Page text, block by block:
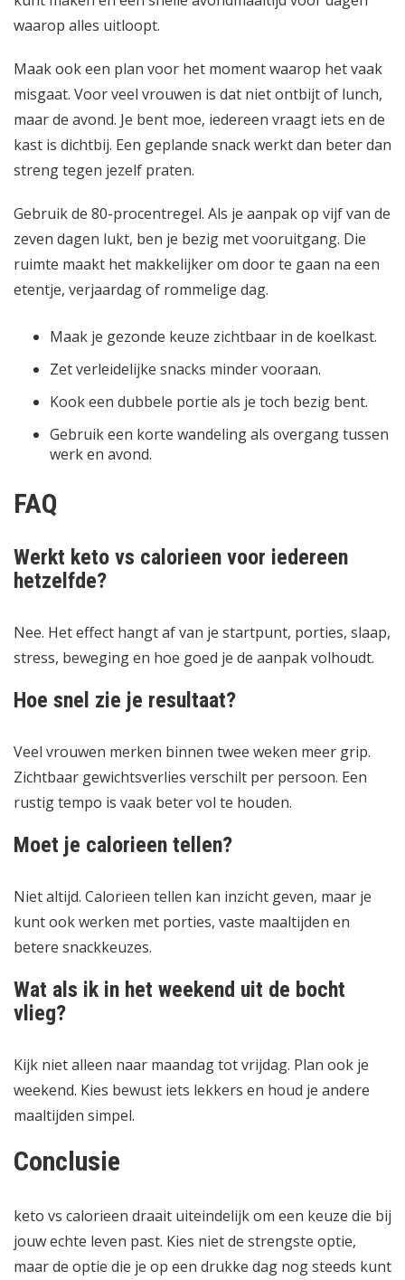
waarop alles uitloopt.
Maak ook een plan voor het moment waarop het vaak
misgaat. Voor veel vrouwen is dat niet ontbijt of lunch,
maar de avond. Je bent moe, iedereen vraagt iets en de
kast is dichtbij. Een geplande snack werkt dan beter dan
streng tegen jezelf praten.
Gebruik de 80-procentregel. Als je aanpak op vijf van de
zeven dagen lukt, ben je bezig met vooruitgang. Die
ruimte maakt het makkelijker om door te gaan na een
etentje, verjaardag of rommelige dag.
Maak je gezonde keuze zichtbaar in de koelkast.
Zet verleidelijke snacks minder vooraan.
Kook een dubbele portie als je toch bezig bent.
Gebruik een korte wandeling als overgang tussen
werk en avond.
FAQ
Werkt keto vs calorieen voor iedereen
hetzelfde?
Nee. Het effect hangt af van je startpunt, porties, slaap,
stress, beweging en hoe goed je de aanpak volhoudt.
Hoe snel zie je resultaat?
Veel vrouwen merken binnen twee weken meer grip.
Zichtbaar gewichtsverlies verschilt per persoon. Een
rustig tempo is vaak beter vol te houden.
Moet je calorieen tellen?
Niet altijd. Calorieen tellen kan inzicht geven, maar je
kunt ook werken met porties, vaste maaltijden en
betere snackkeuzes.
Wat als ik in het weekend uit de bocht
vlieg?
Kijk niet alleen naar maandag tot vrijdag. Plan ook je
weekend. Kies bewust iets lekkers en houd je andere
maaltijden simpel.
Conclusie
keto vs calorieen draait uiteindelijk om een keuze die bij
jouw echte leven past. Kies niet de strengste optie,
maar de optie die je op een drukke dag nog steeds kunt